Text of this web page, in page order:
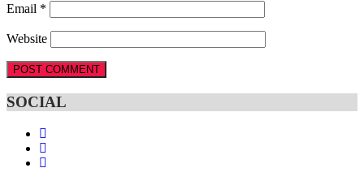
Email *
Website
SOCIAL